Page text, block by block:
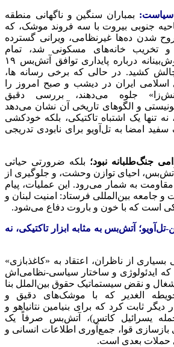
سیاست: بمباران سنگین و ناگهانی منطقه
جنوبی بیروت با سه فروند موشک، که
شدن ده‌ها غیرنظامی، ویرانی گسترده
تخریب خانه‌های مسکونی شد، تمام
تفسیرهای دوگانه و خوش‌بینانه درباره پایداری توافق آتش‌بس ۱۹
۱۴۰۵ را به چالش کشید. در حالی که برخی رسانه ها،
ایران در دیشب و صبح امروز را
جلوه می‌دهند، بررسی دقیق
و الگوهای تاریخی آن نشان می‌دهد
نه تنها یک اشتباه تاکتیکی، بلکه خودکشی
امضا به تل‌آویو برای نابودی تدریجی
جنگ‌طلبانه نبود؛ بلکه ضرورتی حیاتی
احیای توازن وحشت، و جلوگیری از
به شمار می‌رود. این عملیات، پیام
جامعه بین‌المللی فرستاد: امنیت لبنان و
است که با خون و باروت دفاع می‌شود.
تل‌آویو؛ آتش‌بس به مثابه ابزار تاکتیکی، نه
از ناظران، اعتقاد به «کاغذبازی»
که ایدئولوژی و ساختار سیاسی-نظامی‌اش
و نقض سیستماتیک حقوق بین‌الملل بنا
الغدیر که با موشک‌های دقیق و
ثابت کرد که برای بنیامین نتانیاهو و
یسرائیل کاتس)، آتش‌بس صرفاً یک
قوا، جمع‌آوری اطلاعات انسانی و
حملات بعدی است.